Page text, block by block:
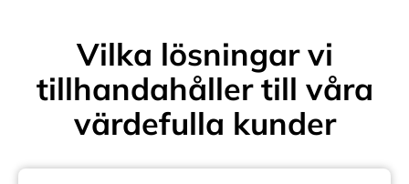
Vilka lösningar vi
tillhandahåller till våra
värdefulla kunder